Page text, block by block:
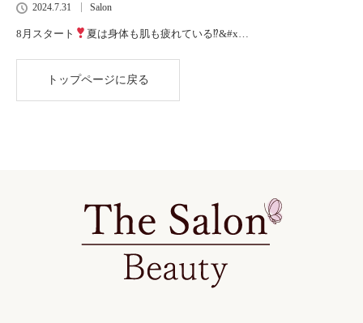
2024.7.31 Salon
8月スタート 夏は身体も肌も疲れている⁉&#x…
トップページに戻る